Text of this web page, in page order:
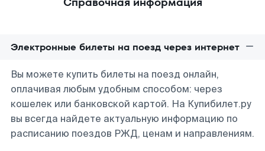
Электронные билеты на поезд через интернет
Вы можете купить билеты на поезд онлайн,
оплачивая любым удобным способом: через
кошелек или банковской картой. На Купибилет.ру
вы всегда найдете актуальную информацию по
расписанию поездов РЖД, ценам и направлениям.